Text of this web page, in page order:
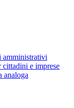
amministrativi
e imprese
analoga